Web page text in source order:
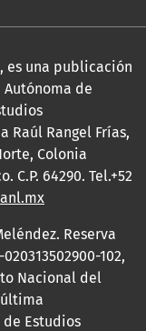
, es una publicación
de
Raúl Rangel Frías,
Colonia
C.P. 64290. Tel.+52
Reserva
102,
Nacional del
Estudios